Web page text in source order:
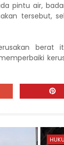
pintu air,
tersebut,
berat